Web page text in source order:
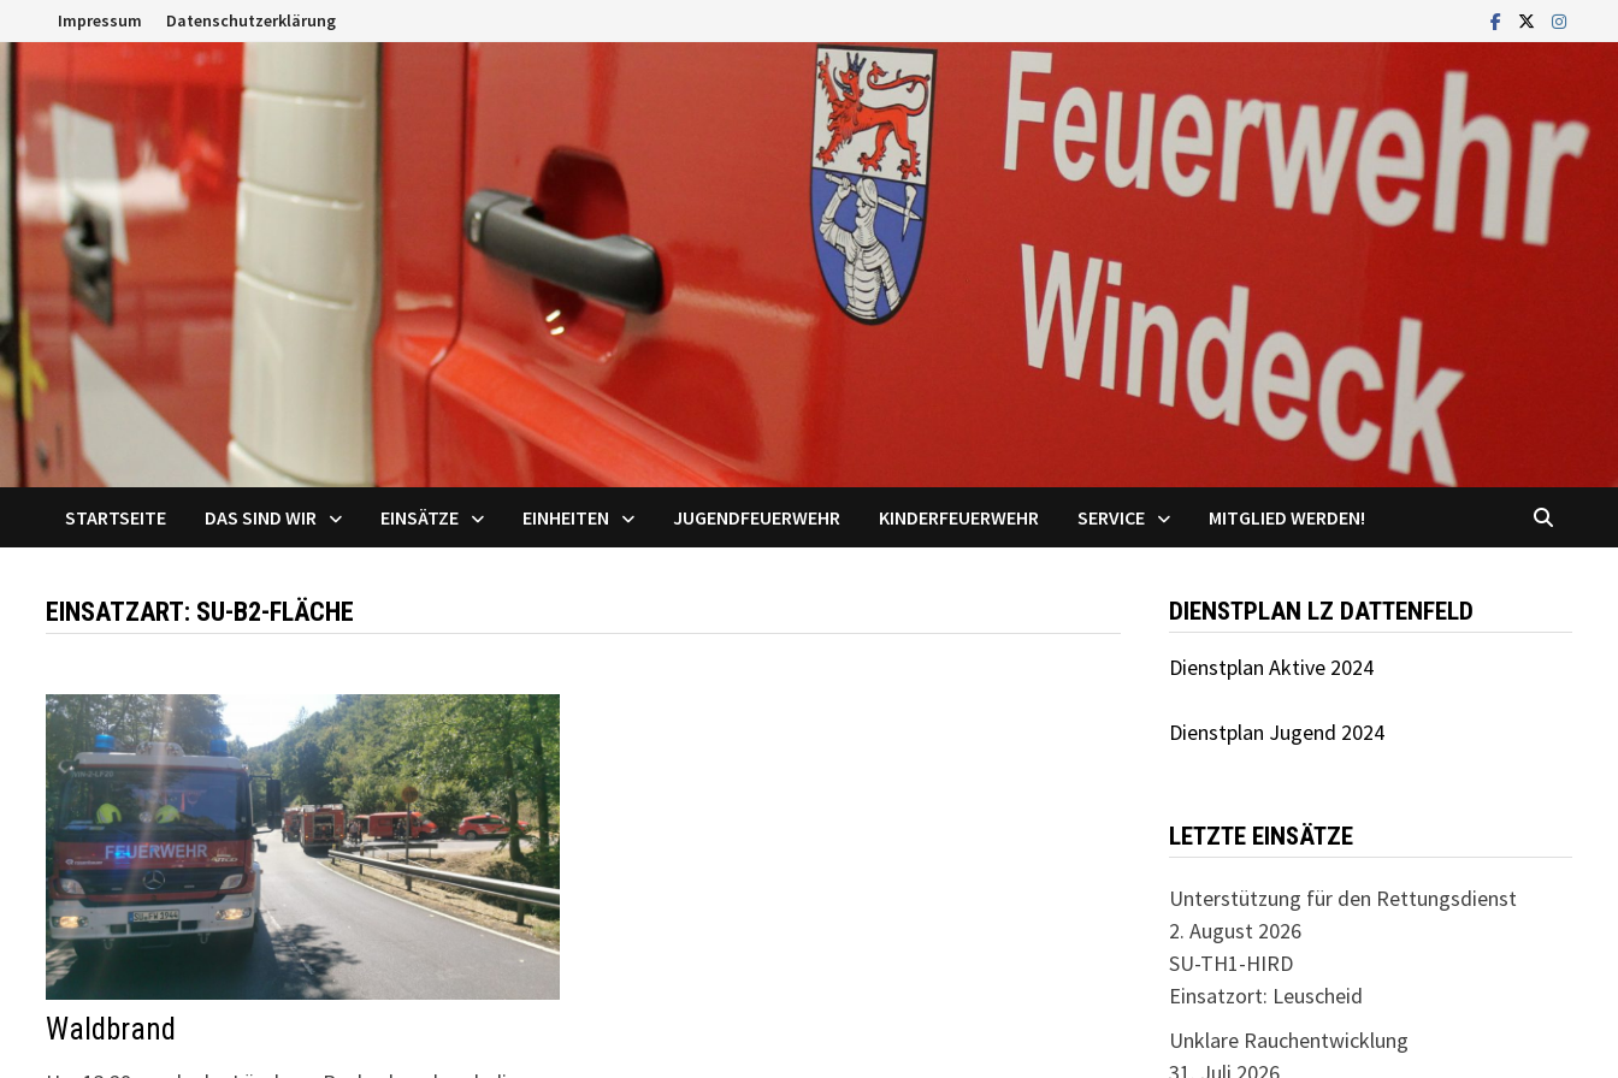
Inhalt
springen
Impressum Datenschutzerklärung
STARTSEITE DAS SIND WIR EINSÄTZE EINHEITEN JUGENDFEUERWEHR KINDERFEUERWEHR SERVICE MITGLIED WERDEN!
EINSATZART: SU-B2-FLÄCHE
Waldbrand
DIENSTPLAN LZ DATTENFELD
Dienstplan Aktive 2024
Dienstplan Jugend 2024
LETZTE EINSÄTZE
Unterstützung für den Rettungsdienst
2. August 2026
SU-TH1-HIRD
Einsatzort: Leuscheid
Unklare Rauchentwicklung
31. Juli 2026